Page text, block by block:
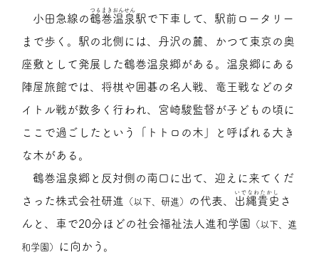
小田急線の鶴巻温泉
つるまきおんせん
駅で下車して、駅前ロータリー
まで歩く。駅の北側には、丹沢の麓、かつて東京の奥
座敷として発展した鶴巻温泉郷がある。温泉郷にある
陣屋旅館では、将棋や囲碁の名人戦、竜王戦などのタ
イトル戦が数多く行われ、宮崎駿監督が子どもの頃に
ここで過ごしたという「トトロの木」と呼ばれる大き
な木がある。
鶴巻温泉郷と反対側の南口に出て、迎えに来てくだ
さった株式会社研進
（以下、研進） の代表、 出縄貴史
いでなわたかし
さ
んと、車で20分ほどの社会福祉法人進和学園 （以下、進
和学園） に向かう。